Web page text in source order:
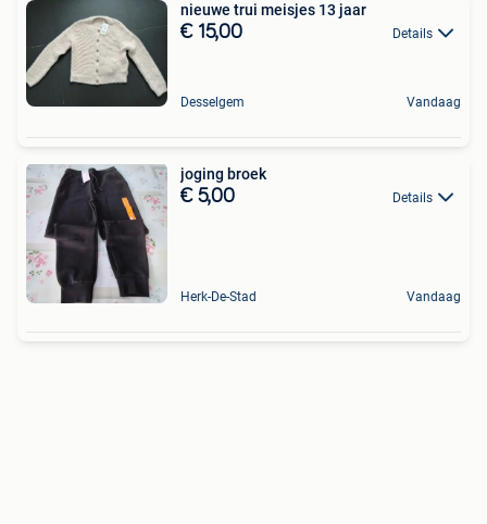
nieuwe trui meisjes 13 jaar
€ 15,00 Details
Desselgem Vandaag
joging broek
€ 5,00 Details
Herk-De-Stad Vandaag